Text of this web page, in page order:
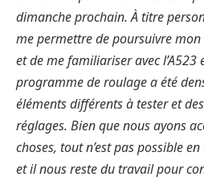
dimanche prochain. À titre
me permettre de poursuivre
et de me familiariser avec l’A523
programme de roulage a été
éléments différents à tester et
réglages. Bien que nous ayons
choses, tout n’est pas possible
et il nous reste du travail pour